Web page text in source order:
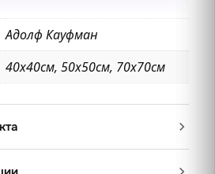
Адолф Кауфман
40х40см, 50х50см, 70х70см